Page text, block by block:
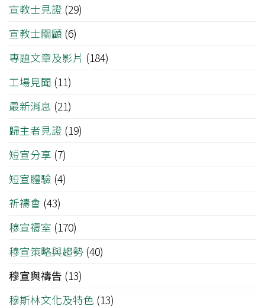
宣教士見證 (29)
宣教士關顧 (6)
專題文章及影片 (184)
工場見聞 (11)
最新消息 (21)
歸主者見證 (19)
短宣分享 (7)
短宣體驗 (4)
祈禱會 (43)
穆宣禱室 (170)
穆宣策略與趨勢 (40)
穆宣與禱告 (13)
穆斯林文化及特色 (13)